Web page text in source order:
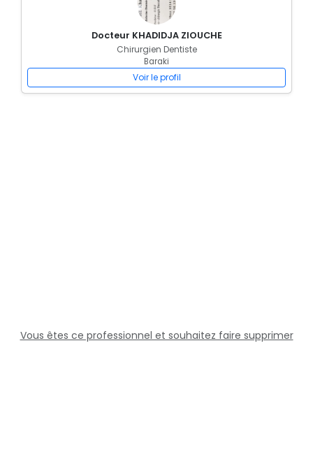
Docteur KHADIDJA ZIOUCHE
Chirurgien Dentiste
Baraki
Voir le profil
Vous êtes ce professionnel et souhaitez faire supprimer